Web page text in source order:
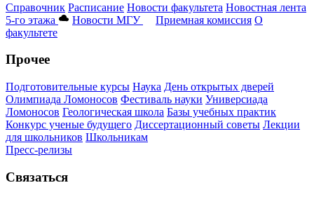
Справочник Расписание Новости факультета Новостная лента
5-го этажа
Новости МГУ Приемная комиссия О
факультете
Прочее
Подготовительные курсы Наука День открытых дверей
Олимпиада Ломоносов Фестиваль науки Универсиада
Ломоносов Геологическая школа Базы учебных практик
Конкурс ученые будущего Диссертационный советы Лекции
для школьников Школьникам
Пресс-релизы
Связаться